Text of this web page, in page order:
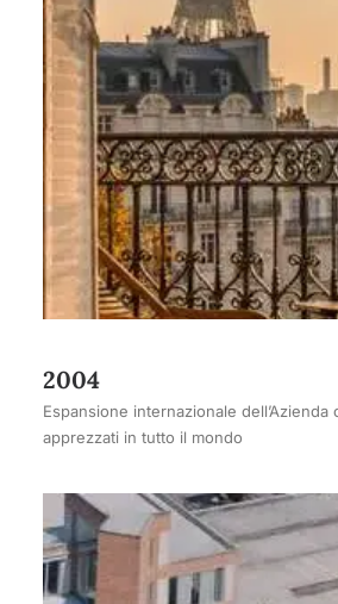
2004
Espansione internazionale dell’Azienda
apprezzati in tutto il mondo